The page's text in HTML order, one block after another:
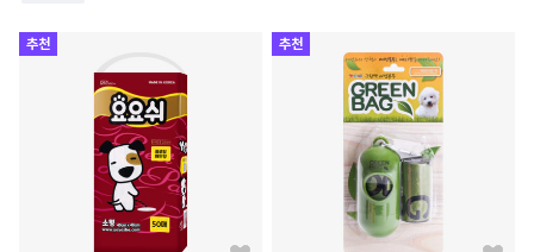
추천 추천